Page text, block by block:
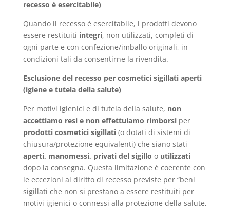
recesso è esercitabile)
Quando il recesso è esercitabile, i prodotti devono
essere restituiti integri, non utilizzati, completi di
ogni parte e con confezione/imballo originali, in
condizioni tali da consentirne la rivendita.
Esclusione del recesso per cosmetici sigillati aperti
(igiene e tutela della salute)
Per motivi igienici e di tutela della salute, non
accettiamo resi e non effettuiamo rimborsiper
prodotti cosmetici sigillati(o dotati di sistemi di
chiusura/protezione equivalenti) che siano stati
aperti, manomessi, privati del sigillo o utilizzati
dopo la consegna. Questa limitazione è coerente con
le eccezioni al diritto di recesso previste per “beni
sigillati che non si prestano a essere restituiti per
motivi igienici o connessi alla protezione della salute,